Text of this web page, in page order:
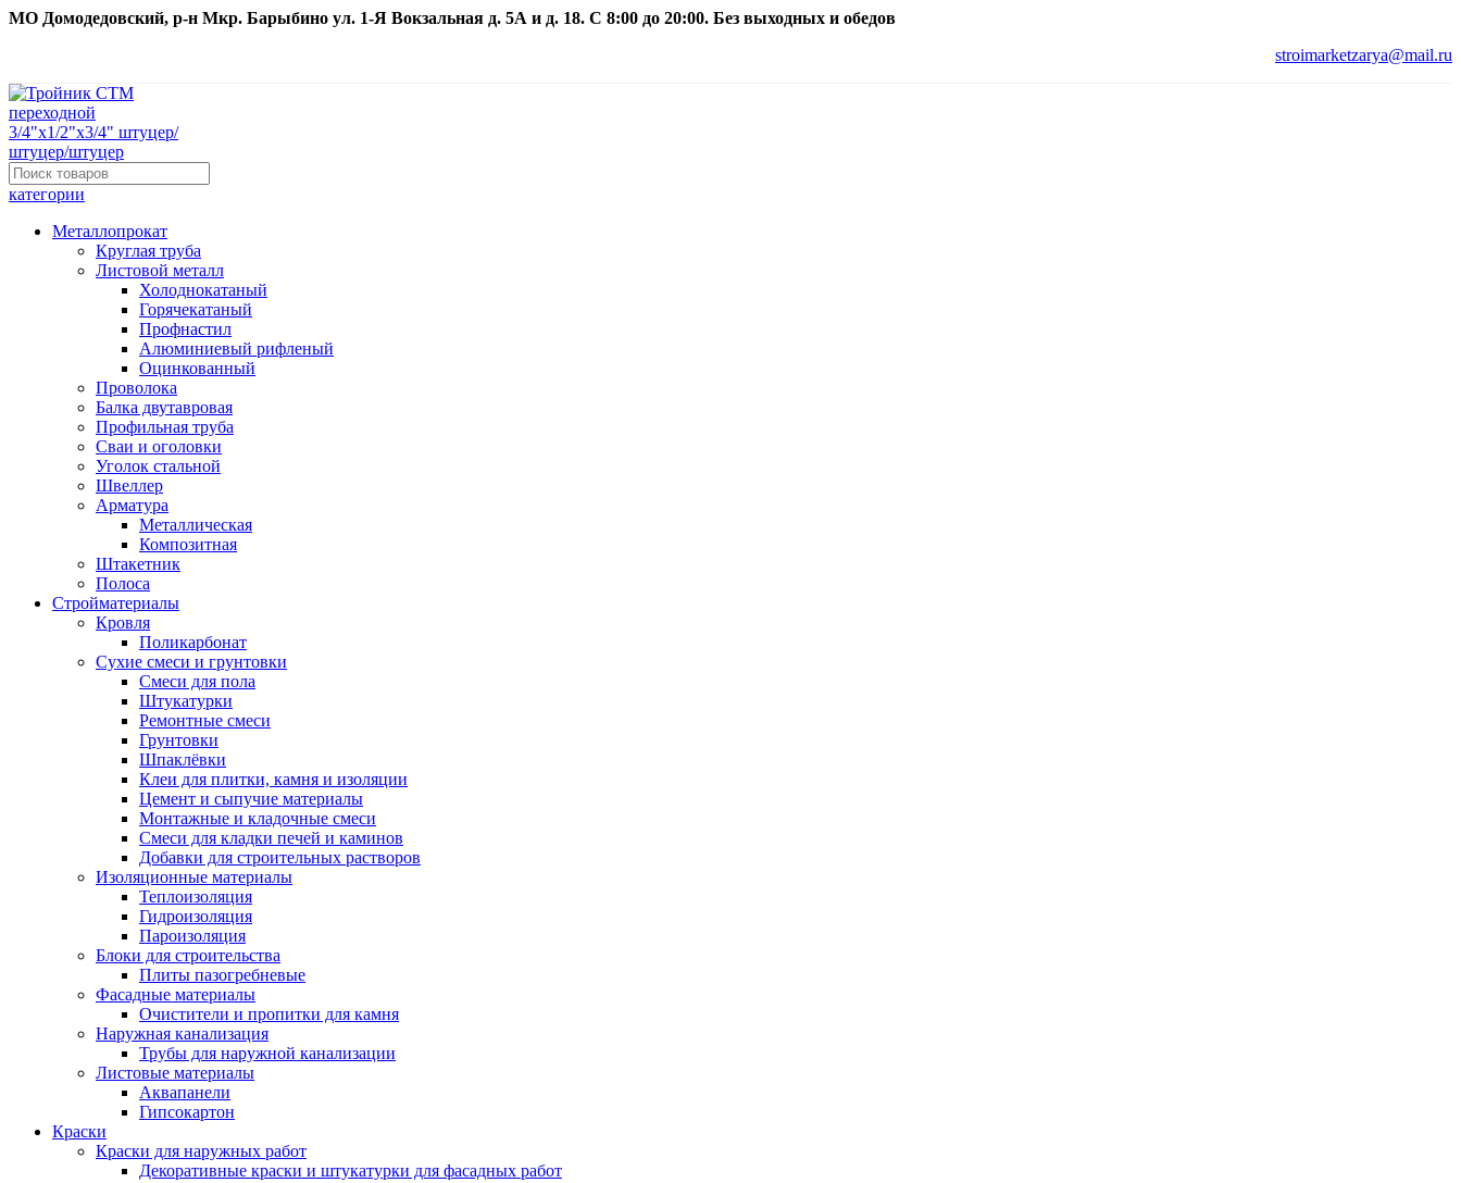
МО Домодедовский, р-н Мкр. Барыбино ул. 1-Я Вокзальная д. 5А и д. 18. С 8:00 до 20:00. Без выходных и обедов
stroimarketzarya@mail.ru
категории
Металлопрокат
Круглая труба
Листовой металл
Холоднокатаный
Горячекатаный
Профнастил
Алюминиевый рифленый
Оцинкованный
Проволока
Балка двутавровая
Профильная труба
Сваи и оголовки
Уголок стальной
Швеллер
Арматура
Металлическая
Композитная
Штакетник
Полоса
Стройматериалы
Кровля
Поликарбонат
Сухие смеси и грунтовки
Смеси для пола
Штукатурки
Ремонтные смеси
Грунтовки
Шпаклёвки
Клеи для плитки, камня и изоляции
Цемент и сыпучие материалы
Монтажные и кладочные смеси
Смеси для кладки печей и каминов
Добавки для строительных растворов
Изоляционные материалы
Теплоизоляция
Гидроизоляция
Пароизоляция
Блоки для строительства
Плиты пазогребневые
Фасадные материалы
Очистители и пропитки для камня
Наружная канализация
Трубы для наружной канализации
Листовые материалы
Аквапанели
Гипсокартон
Краски
Краски для наружных работ
Декоративные краски и штукатурки для фасадных работ